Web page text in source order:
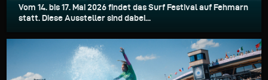
Vom 14. bis 17. Mai 2026 findet das Surf Festival auf Fehmarn
statt. Diese Aussteller sind dabei...